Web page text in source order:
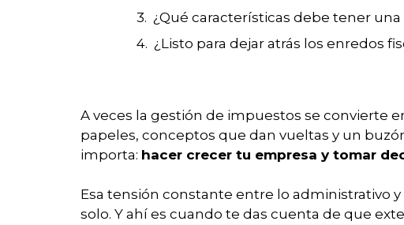
¿Qué características debe tener
¿Listo para dejar atrás los enredos
A veces la gestión de impuestos se convierte
papeles, conceptos que dan vueltas y un
importa: hacer crecer tu empresa y tomar
Esa tensión constante entre lo administrativo
solo. Y ahí es cuando te das cuenta de que